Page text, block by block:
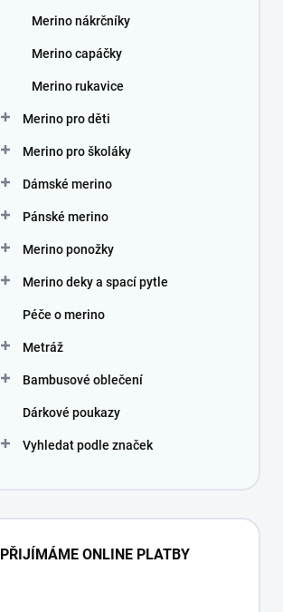
Merino nákrčníky
Merino capáčky
Merino rukavice
Merino pro děti
Merino pro školáky
Dámské merino
Pánské merino
Merino ponožky
Merino deky a spací pytle
Péče o merino
Metráž
Bambusové oblečení
Dárkové poukazy
Vyhledat podle značek
PŘIJÍMÁME ONLINE PLATBY